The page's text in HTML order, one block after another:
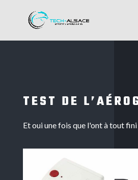
TEST DE
Et oui une fois que l'ont à tout